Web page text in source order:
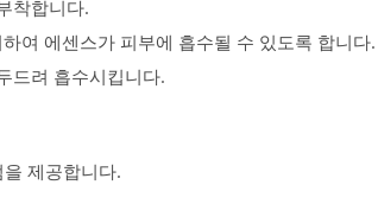
착합니다.
여 에센스가 피부에 흡수될 수 있도록 합니다.
드려 흡수시킵니다.
제공합니다.